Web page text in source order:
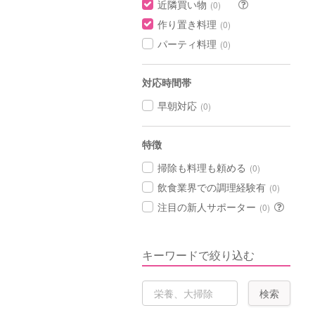
近隣買い物 (0)
作り置き料理 (0)
パーティ料理 (0)
対応時間帯
早朝対応 (0)
特徴
掃除も料理も頼める (0)
飲食業界での調理経験有 (0)
注目の新人サポーター (0)
キーワードで絞り込む